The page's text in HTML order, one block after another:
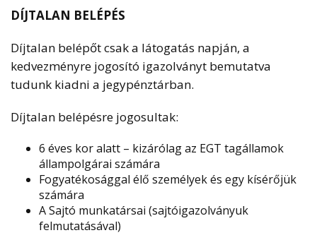
DÍJTALAN BELÉPÉS
Díjtalan belépőt csak a látogatás napján, a
kedvezményre jogosító igazolványt bemutatva
tudunk kiadni a jegypénztárban.
Díjtalan belépésre jogosultak:
6 éves kor alatt – kizárólag az EGT tagállamok
állampolgárai számára
Fogyatékosággal élő személyek és egy kísérőjük
számára
A Sajtó munkatársai (sajtóigazolványuk
felmutatásával)